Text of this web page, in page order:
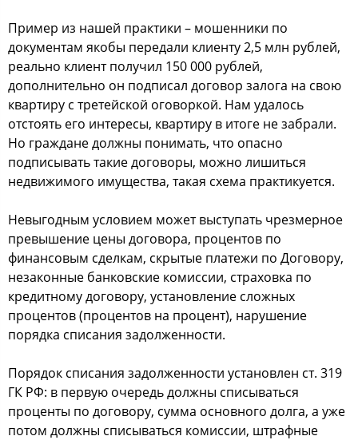
Пример из нашей практики – мошенники по
документам якобы передали клиенту 2,5 млн рублей,
реально клиент получил 150 000 рублей,
дополнительно он подписал договор залога на свою
квартиру с третейской оговоркой. Нам удалось
отстоять его интересы, квартиру в итоге не забрали.
Но граждане должны понимать, что опасно
подписывать такие договоры, можно лишиться
недвижимого имущества, такая схема практикуется.
Невыгодным условием может выступать чрезмерное
превышение цены договора, процентов по
финансовым сделкам, скрытые платежи по Договору,
незаконные банковские комиссии, страховка по
кредитному договору, установление сложных
процентов (процентов на процент), нарушение
порядка списания задолженности.
Порядок списания задолженности установлен ст. 319
ГК РФ: в первую очередь должны списываться
проценты по договору, сумма основного долга, а уже
потом должны списываться комиссии, штрафные